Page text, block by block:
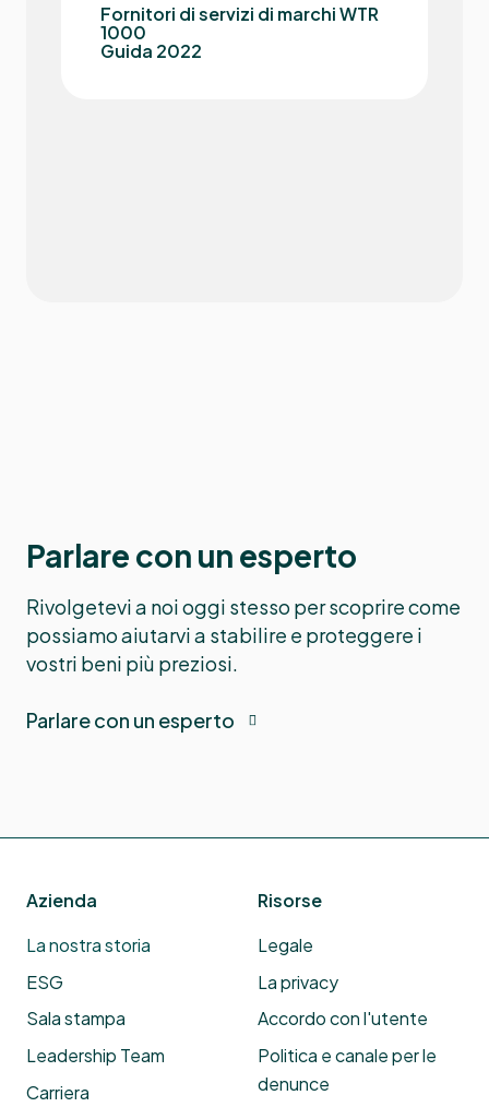
Fornitori di servizi di marchi WTR
1000
Guida 2022
Parlare con un esperto
Rivolgetevi a noi oggi stesso per scoprire come
possiamo aiutarvi a stabilire e proteggere i
vostri beni più preziosi.
Parlare con un esperto
Azienda
La nostra storia
ESG
Sala stampa
Leadership Team
Carriera
Risorse
Legale
La privacy
Accordo con l'utente
Politica e canale per le
denunce